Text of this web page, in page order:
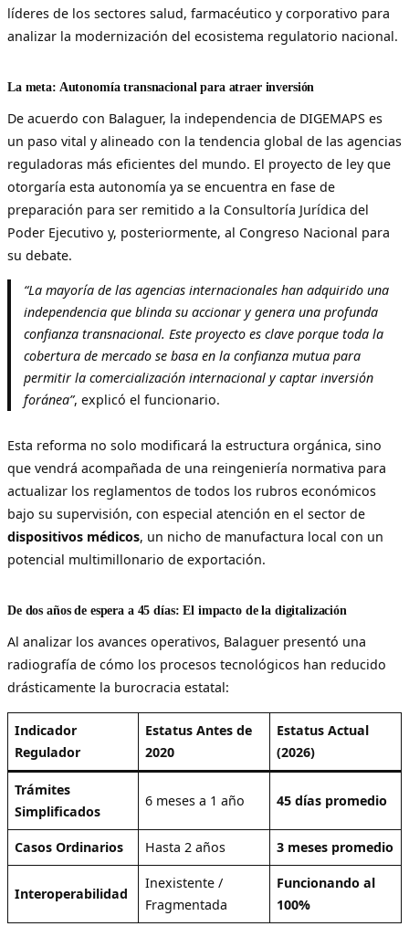
líderes de los sectores salud, farmacéutico y corporativo para
analizar la modernización del ecosistema regulatorio nacional.
La meta: Autonomía transnacional para atraer inversión
De acuerdo con Balaguer, la independencia de DIGEMAPS es
un paso vital y alineado con la tendencia global de las agencias
reguladoras más eficientes del mundo. El proyecto de ley que
otorgaría esta autonomía ya se encuentra en fase de
preparación para ser remitido a la Consultoría Jurídica del
Poder Ejecutivo y, posteriormente, al Congreso Nacional para
su debate.
“La mayoría de las agencias internacionales han adquirido una
independencia que blinda su accionar y genera una profunda
confianza transnacional. Este proyecto es clave porque toda la
cobertura de mercado se basa en la confianza mutua para
permitir la comercialización internacional y captar inversión
foránea”, explicó el funcionario.
Esta reforma no solo modificará la estructura orgánica, sino
que vendrá acompañada de una reingeniería normativa para
actualizar los reglamentos de todos los rubros económicos
bajo su supervisión, con especial atención en el sector de
dispositivos médicos, un nicho de manufactura local con un
potencial multimillonario de exportación.
De dos años de espera a 45 días: El impacto de la digitalización
Al analizar los avances operativos, Balaguer presentó una
radiografía de cómo los procesos tecnológicos han reducido
drásticamente la burocracia estatal:
Indicador
Regulador
Estatus Antes de
2020
Estatus Actual
(2026)
Trámites
Simplificados
6 meses a 1 año 45 días promedio
Casos Ordinarios Hasta 2 años 3 meses promedio
Interoperabilidad
Inexistente /
Fragmentada
Funcionando al
100%